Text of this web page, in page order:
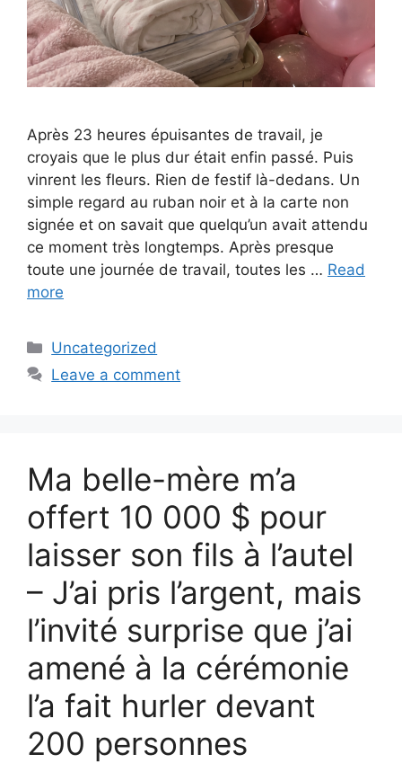
Après 23 heures épuisantes de travail, je
croyais que le plus dur était enfin passé. Puis
vinrent les fleurs. Rien de festif là-dedans. Un
simple regard au ruban noir et à la carte non
signée et on savait que quelqu’un avait attendu
ce moment très longtemps. Après presque
toute une journée de travail, toutes les … Read
more
Categories
Uncategorized
Leave a comment
Ma belle-mère m’a
offert 10 000 $ pour
laisser son fils à l’autel
– J’ai pris l’argent, mais
l’invité surprise que j’ai
amené à la cérémonie
l’a fait hurler devant
200 personnes